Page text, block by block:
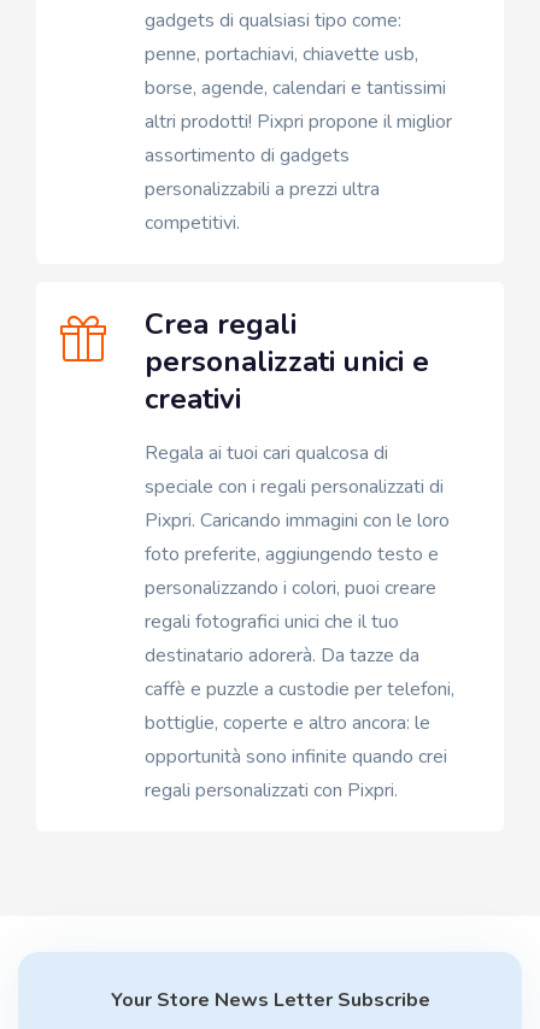
gadgets di qualsiasi tipo come:
penne, portachiavi, chiavette usb,
borse, agende, calendari e tantissimi
altri prodotti! Pixpri propone il miglior
assortimento di gadgets
personalizzabili a prezzi ultra
competitivi.
Crea regali
personalizzati unici e
creativi
Regala ai tuoi cari qualcosa di
speciale con i regali personalizzati di
Pixpri. Caricando immagini con le loro
foto preferite, aggiungendo testo e
personalizzando i colori, puoi creare
regali fotografici unici che il tuo
destinatario adorerà. Da tazze da
caffè e puzzle a custodie per telefoni,
bottiglie, coperte e altro ancora: le
opportunità sono infinite quando crei
regali personalizzati con Pixpri.
Your Store News Letter Subscribe